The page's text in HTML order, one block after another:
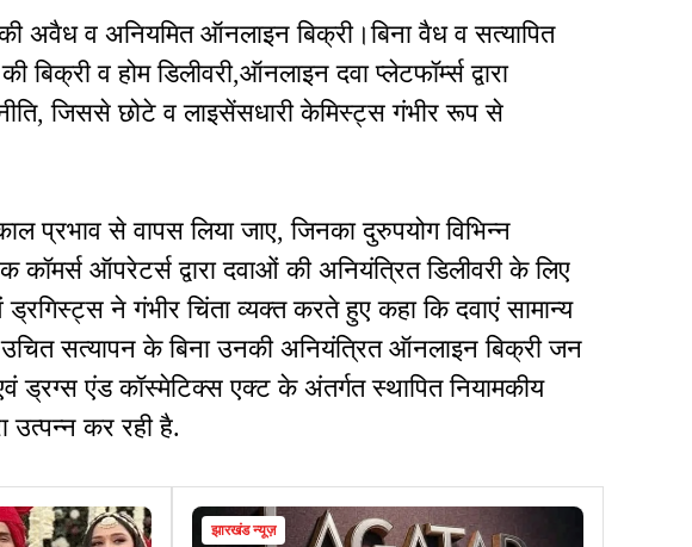
अवैध व अनियमित ऑनलाइन बिक्री।बिना वैध व सत्यापित
बिक्री व होम डिलीवरी,ऑनलाइन दवा प्लेटफॉर्म्स द्वारा
जिससे छोटे व लाइसेंसधारी केमिस्ट्स गंभीर रूप से
प्रभाव से वापस लिया जाए, जिनका दुरुपयोग विभिन्न
कॉमर्स ऑपरेटर्स द्वारा दवाओं की अनियंत्रित डिलीवरी के लिए
ड्रगिस्ट्स ने गंभीर चिंता व्यक्त करते हुए कहा कि दवाएं सामान्य
सत्यापन के बिना उनकी अनियंत्रित ऑनलाइन बिक्री जन
ड्रग्स एंड कॉस्मेटिक्स एक्ट के अंतर्गत स्थापित नियामकीय
उत्पन्न कर रही है.
झारखंड न्यूज़